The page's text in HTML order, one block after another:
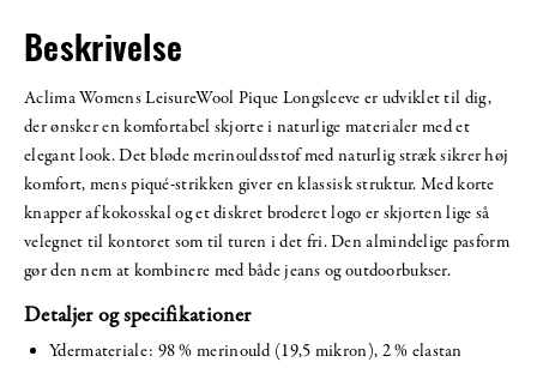
Beskrivelse
Aclima Womens LeisureWool Pique Longsleeve er udviklet til dig,
der ønsker en komfortabel skjorte i naturlige materialer med et
elegant look. Det bløde merinouldsstof med naturlig stræk sikrer høj
komfort, mens piqué-strikken giver en klassisk struktur. Med korte
knapper af kokosskal og et diskret broderet logo er skjorten lige så
velegnet til kontoret som til turen i det fri. Den almindelige pasform
gør den nem at kombinere med både jeans og outdoorbukser.
Detaljer og specifikationer
Ydermateriale: 98 % merinould (19,5 mikron), 2 % elastan